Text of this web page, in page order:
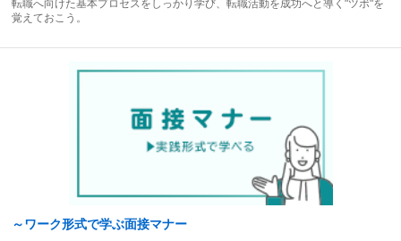
転職へ向けた基本プロセスをしっかり学び、転職活動を成功へと導く"ツボ"を
覚えておこう。
～ワーク形式で学ぶ面接マナー